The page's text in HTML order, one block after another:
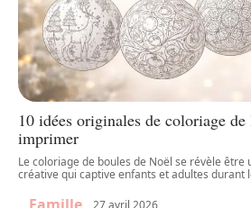
10 idées originales de coloriage
imprimer
Le coloriage de boules de Noël se révèle être
créative qui captive enfants et adultes durant
27 avril 2026